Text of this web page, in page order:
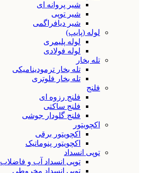
شیر پروانه ای
شیر توپی
شیر دیافراگمی
لوله (پایپ)
لوله پلیمری
لوله فولادی
تله بخار
تله بخار ترمودینامیکی
تله بخار فلوتری
فلنج
فلنج رزوه ای
فلنج ساکتی
فلنج گلودار جوشی
اکچویتور
اکچویتور برقی
اکچویتور پنوماتیک
توپی انسداد
توپی انسداد آب و فاضلاب
توپی انسداد مخروطی